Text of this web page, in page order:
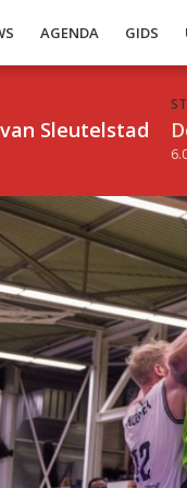
AGENDA GIDS
Sleutelstad